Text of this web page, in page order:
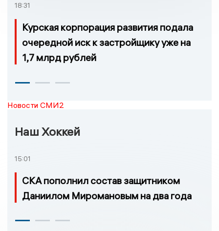
18:31
Курская корпорация развития подала
очередной иск к застройщику уже на
1,7 млрд рублей
Новости СМИ2
Наш Хоккей
15:01
СКА пополнил состав защитником
Даниилом Миромановым на два года